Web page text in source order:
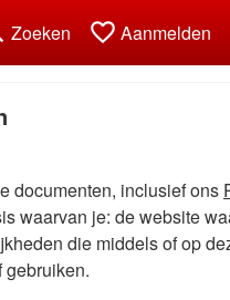
Zoeken favorite_border Aanmelden
documenten, inclusief ons
waarvan je: de website
die middels of op
gebruiken.